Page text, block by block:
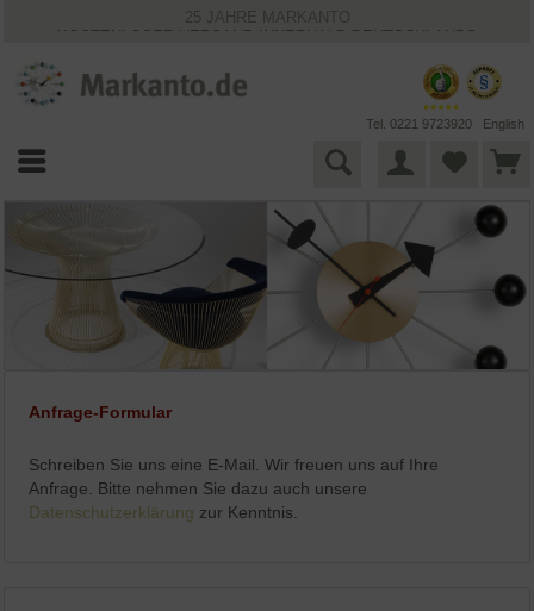
25 JAHRE MARKANTO
KOSTENLOSER VERSAND INNERHALB DEUTSCHLANDS
VIELFÄLTIGE ZAHLUNGSMÖGLICHKEITEN
BESTPRICE-GARANTIE
Tel. 0221 9723920 English
Anfrage-Formular
Schreiben Sie uns eine E-Mail. Wir freuen uns auf Ihre
Anfrage. Bitte nehmen Sie dazu auch unsere
Datenschutzerklärung zur Kenntnis.